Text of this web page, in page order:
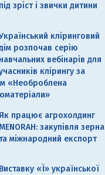
під зріст і звички дитини
кліринговий
розпочав серію
навчальних вебінарів для
клірингу за
«Необроблена
Як працює агрохолдинг
MENORAH: закупівля зерна
міжнародний експорт
Виставку «Ї» української